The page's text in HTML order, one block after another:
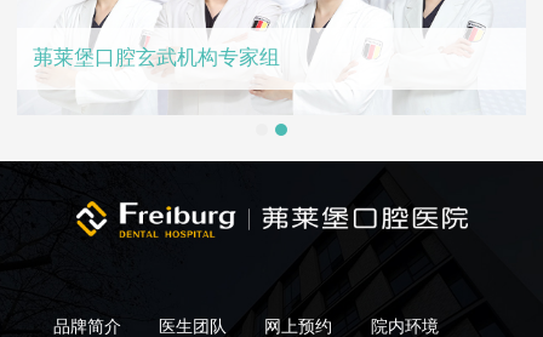
茀莱堡口腔玄武机构专家组
品牌简介 医生团队 网上预约 院内环境